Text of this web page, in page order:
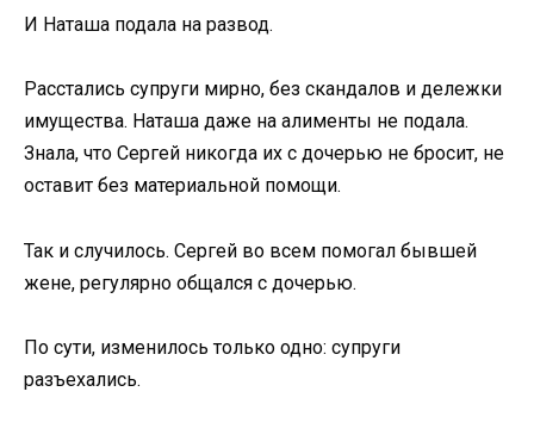
И Наташа подала на развод.
Расстались супруги мирно, без скандалов и дележки
имущества. Наташа даже на алименты не подала.
Знала, что Сергей никогда их с дочерью не бросит, не
оставит без материальной помощи.
Так и случилось. Сергей во всем помогал бывшей
жене, регулярно общался с дочерью.
По сути, изменилось только одно: супруги
разъехались.